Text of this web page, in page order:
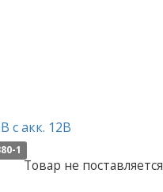
с акк. 12В
1
Товар не поставляется